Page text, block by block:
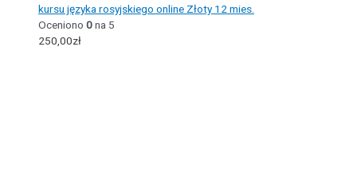
kursu języka rosyjskiego online Złoty 12 mies.
Oceniono 0na 5
250,00zł